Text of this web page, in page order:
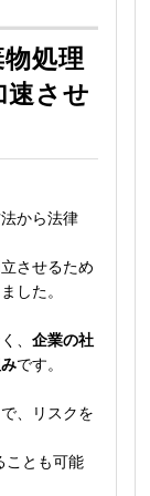
処理
速させ
から法律
させるため
した。
、企業の社
です。
、リスクを
ことも可能